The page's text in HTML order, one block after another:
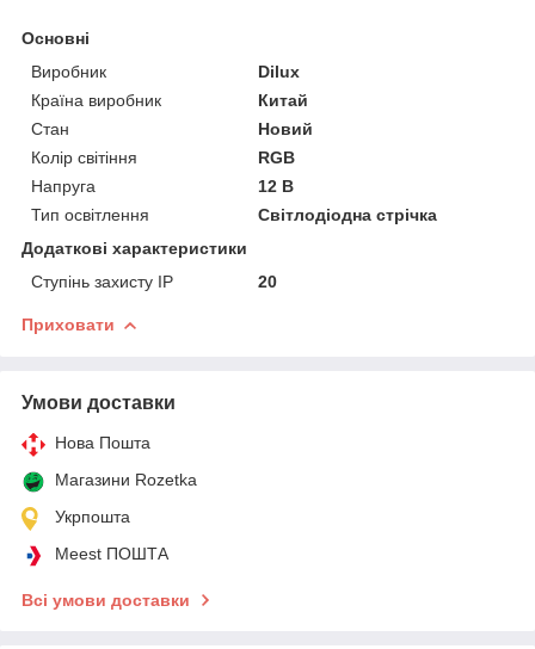
Основні
Виробник
Dilux
Країна виробник
Китай
Стан
Новий
Колір світіння
RGB
Напруга
12 В
Тип освітлення
Світлодіодна стрічка
Додаткові характеристики
Ступінь захисту IP
20
Приховати
Умови доставки
Нова Пошта
Магазини Rozetka
Укрпошта
Meest ПОШТА
Всі умови доставки